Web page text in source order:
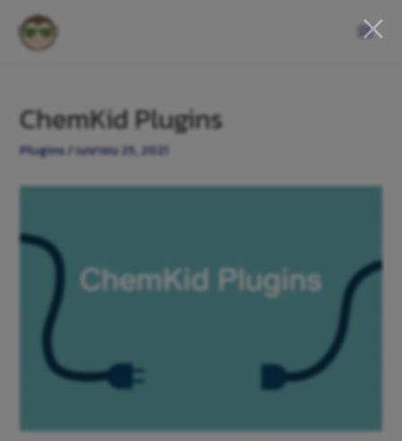
ChemKid Plugins
Plugins/เมษายน 25, 2021